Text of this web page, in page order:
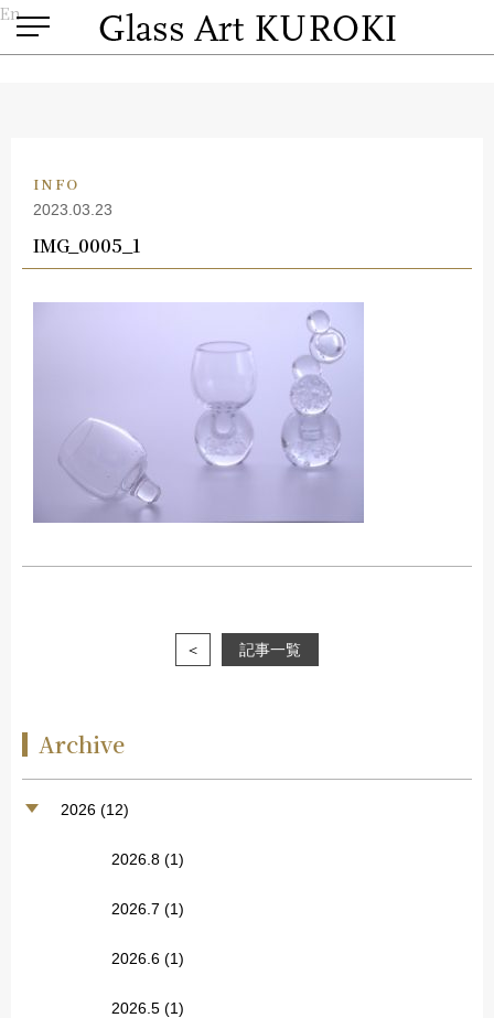
En
INFO
2023.03.23
IMG_0005_1
＜ 記事一覧
Archive
2026 (12)
2026.8 (1)
2026.7 (1)
2026.6 (1)
2026.5 (1)